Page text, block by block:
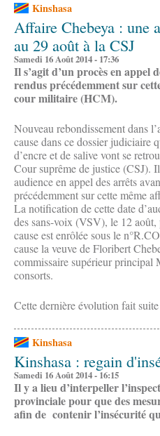
Kinshasa
Affaire Chebeya : une
au 29 août à la CSJ
Samedi 16 Août 2014 - 17:36
Il s’agit d’un procès en appel
rendus précédemment sur
cour militaire (HCM).
Nouveau rebondissement dans
cause dans ce dossier judiciaire
d’encre et de salive vont se
Cour suprême de justice (CSJ).
audience en appel des arrêts
précédemment sur cette même
La notification de cette date
des sans-voix (VSV), le 12
cause est enrôlée sous le
cause la veuve de Floribert
commissaire supérieur principal
consorts.
Cette dernière évolution fait
Kinshasa
Kinshasa : regain
Samedi 16 Août 2014 - 16:15
Il y a lieu d’interpeller
provinciale pour que des
afin de contenir l’insécurité